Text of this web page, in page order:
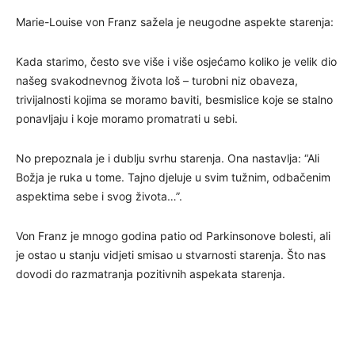
Marie-Louise von Franz sažela je neugodne aspekte starenja:
Kada starimo, često sve više i više osjećamo koliko je velik dio
našeg svakodnevnog života loš – turobni niz obaveza,
trivijalnosti kojima se moramo baviti, besmislice koje se stalno
ponavljaju i koje moramo promatrati u sebi.
No prepoznala je i dublju svrhu starenja. Ona nastavlja: “Ali
Božja je ruka u tome. Tajno djeluje u svim tužnim, odbačenim
aspektima sebe i svog života…”.
Von Franz je mnogo godina patio od Parkinsonove bolesti, ali
je ostao u stanju vidjeti smisao u stvarnosti starenja. Što nas
dovodi do razmatranja pozitivnih aspekata starenja.